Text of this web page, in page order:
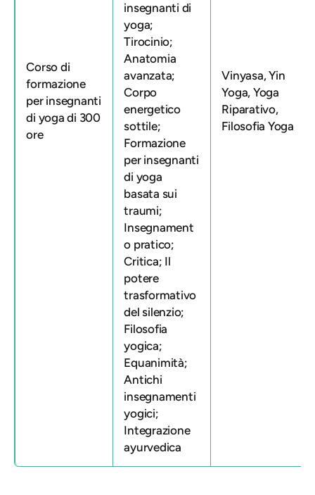
Corso di
formazione
per insegnanti
di yoga di 300
ore
insegnanti di
yoga;
Tirocinio;
Anatomia
avanzata;
Corpo
energetico
sottile;
Formazione
per insegnanti
di yoga
basata sui
traumi;
Insegnament
o pratico;
Critica; Il
potere
trasformativo
del silenzio;
Filosofia
yogica;
Equanimità;
Antichi
insegnamenti
yogici;
Integrazione
ayurvedica
Vinyasa, Yin
Yoga, Yoga
Riparativo,
Filosofia Yoga